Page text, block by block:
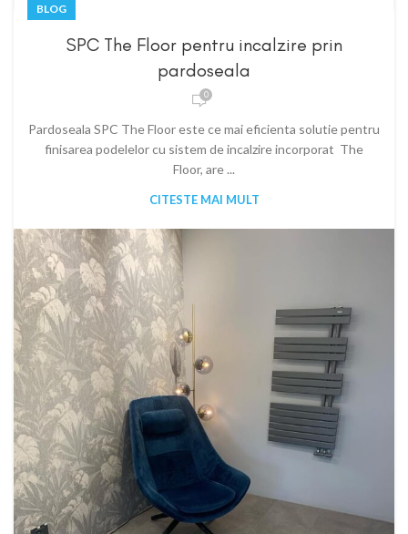
BLOG
SPC The Floor pentru incalzire prin
pardoseala
0
Pardoseala SPC The Floor este ce mai eficienta solutie pentru
finisarea podelelor cu sistem de incalzire incorporat The
Floor, are ...
CITESTE MAI MULT